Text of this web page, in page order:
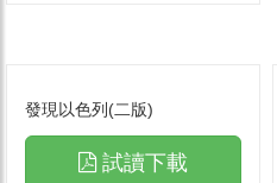
發現以色列(二版)
試讀下載